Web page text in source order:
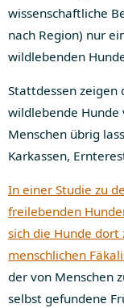
wissenschaftliche
nach Region) nur
wildlebenden
Stattdessen zeigen
wildlebende Hunde
Menschen übrig
Karkassen,
In einer Studie zu
freilebenden
sich die Hunde
menschlichen
der von Menschen
selbst gefundene